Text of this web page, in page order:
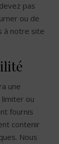
pas
ou de
à notre site
une
limiter ou
fournis
contenir
Nous